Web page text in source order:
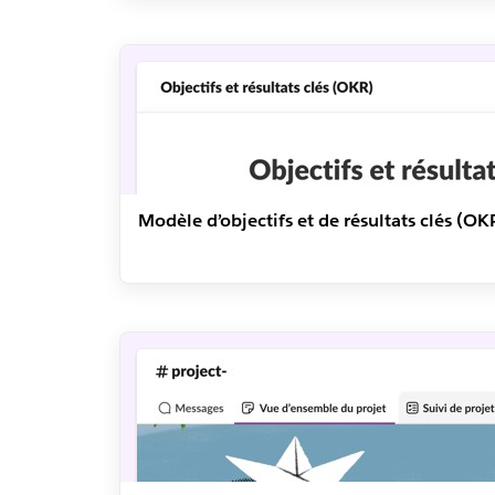
Modèle d’objectifs et de résultats clés